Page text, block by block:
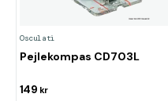
Osculati
Pejlekompas CD703L
149 kr